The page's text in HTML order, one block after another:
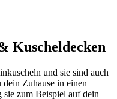
Kuscheldecken
und sie sind auch
Zuhause in einen
zum Beispiel auf dein